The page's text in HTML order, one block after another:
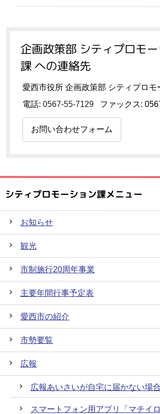
企画政策部 シティプロモ
課 への連絡先
愛西市役所 企画政策部 シティプロモ
電話: 0567-55-7129 ファックス:
お問い合わせフォーム
シティプロモーション課メニュー
お知らせ
観光
市制施行20周年事業
主要年間行事予定表
愛西市の紹介
市勢要覧
広報
広報あいさいが自宅に届かない場
スマートフォン用アプリ「マチイ